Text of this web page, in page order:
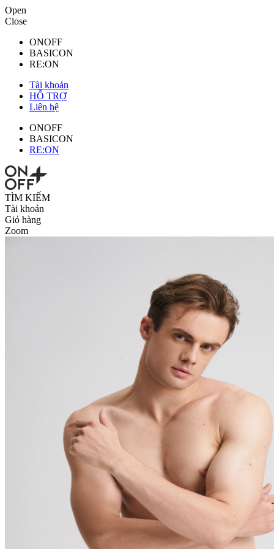
Open
Close
ONOFF
BASICON
RE:ON
Tài khoản
HỖ TRỢ
Liên hệ
ONOFF
BASICON
RE:ON
TÌM KIẾM
Tài khoản
Giỏ hàng
Zoom